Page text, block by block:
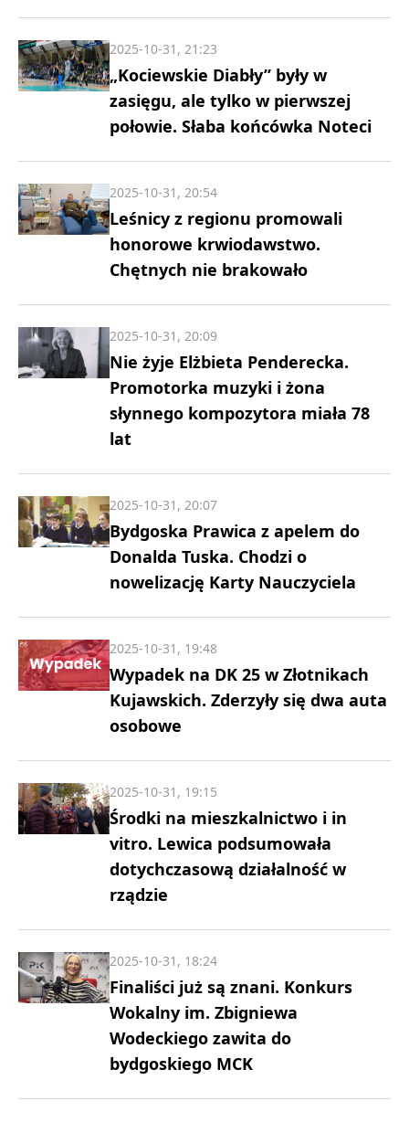
„Kociewskie Diabły” były w
zasięgu, ale tylko w pierwszej
połowie. Słaba końcówka Noteci
2025-10-31, 21:23
Leśnicy z regionu promowali
honorowe krwiodawstwo.
Chętnych nie brakowało
2025-10-31, 20:54
Nie żyje Elżbieta Penderecka.
Promotorka muzyki i żona
słynnego kompozytora miała 78
lat
2025-10-31, 20:09
Bydgoska Prawica z apelem do
Donalda Tuska. Chodzi o
nowelizację Karty Nauczyciela
2025-10-31, 20:07
Wypadek na DK 25 w Złotnikach
Kujawskich. Zderzyły się dwa auta
osobowe
2025-10-31, 19:48
Środki na mieszkalnictwo i in
vitro. Lewica podsumowała
dotychczasową działalność w
rządzie
2025-10-31, 19:15
Finaliści już są znani. Konkurs
Wokalny im. Zbigniewa
Wodeckiego zawita do
bydgoskiego MCK
2025-10-31, 18:24